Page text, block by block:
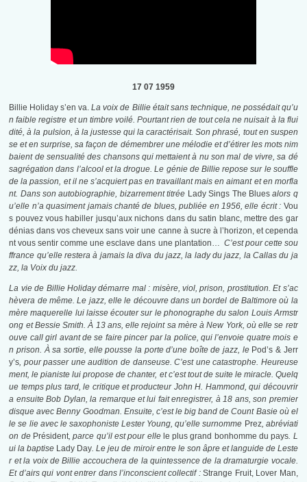
17 07 1959
Billie Holiday s’en va.La voix de Billie était sans technique, ne possédait qu’u
n faible registre et un timbre voilé. Pourtant rien de tout cela ne nuisait à la flui
dité, à la pulsion, à la justesse qui la caractérisait. Son phrasé, tout en suspen
se et en surprise, sa façon de démembrer une mélodie et d’étirer les mots nim
baient de sensualité des chansons qui mettaient à nu son mal de vivre, sa dé
sagrégation dans l’alcool et la drogue. Le génie de Billie repose sur le souffle
de la passion, et il ne s’acquiert pas en travaillant mais en aimant et en morfla
nt. Dans son autobiographie, bizarrement titrée Lady Sings The Bluesalors q
u’elle n’a quasiment jamais chanté de blues, publiée en 1956, elle écrit : Vou
s pouvez vous habiller jusqu’aux nichons dans du satin blanc, mettre des gar
dénias dans vos cheveux sans voir une canne à sucre à l’horizon, et cependa
nt vous sentir comme une esclave dans une plantation… C’est pour cette sou
ffrance qu’elle restera à jamais la diva du jazz, la lady du jazz, la Callas du ja
zz, la Voix du jazz.
La vie de Billie Holiday démarre mal : misère, viol, prison, prostitution. Et s’ac
hèvera de même. Le jazz, elle le découvre dans un bordel de Baltimore où la
mère maquerelle lui laisse écouter sur le phonographe du salon Louis Armstr
ong et Bessie Smith. À 13 ans, elle rejoint sa mère à New York, où elle se retr
ouve call girl avant de se faire pincer par la police, qui l’envoie quatre mois e
n prison. À sa sortie, elle pousse la porte d’une boîte de jazz, le Pod’s & Jerr
y’s, pour passer une audition de danseuse. C’est une catastrophe. Heureuse
ment, le pianiste lui propose de chanter, et c’est tout de suite le miracle. Quelq
ue temps plus tard, le critique et producteur John H. Hammond, qui découvrir
a ensuite Bob Dylan, la remarque et lui fait enregistrer, à 18 ans, son premier
disque avec Benny Goodman. Ensuite, c’est le big band de Count Basie où el
le se lie avec le saxophoniste Lester Young, qu’elle surnomme Prez, abréviati
on de Président, parce qu’il est pour elle le plus grand bonhomme du pays. L
ui la baptise Lady Day. Le jeu de miroir entre le son âpre et languide de Leste
r et la voix de Billie accouchera de la quintessence de la dramaturgie vocale.
Et d’airs qui vont entrer dans l’inconscient collectif :Strange Fruit, Lover Man,